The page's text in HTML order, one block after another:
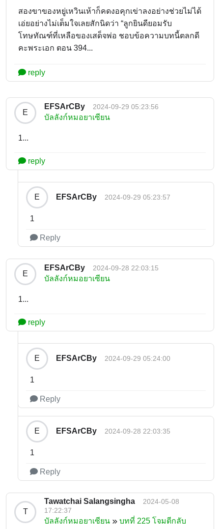
สองขาของหยู่เหวินเห้าก็คดงอคุกเข่าลงอย่างช่วยไม่ได้
เอ่ยอย่างไม่เต็มใจเลยสักนิดว่า “ลูกยินดียอมรับ
โทษทัณฑ์ที่เหลือของเสด็จพ่อ ชอบข้อความบทนี้ตลกดี
คะพระเอก ตอน 394...
reply
E
EFSArCBy 2024-09-29 05:23:56
บัลลังก์หมอยาเซียน
1...
reply
E EFSArCBy 2024-09-29 05:23:57
1
Reply
E
EFSArCBy 2024-09-28 22:03:15
บัลลังก์หมอยาเซียน
1...
reply
E EFSArCBy 2024-09-29 05:24:00
1
Reply
E EFSArCBy 2024-09-28 22:03:35
1
Reply
T
Tawatchai Salangsingha
2024-05-08
17:22:37
บัลลังก์หมอยาเซียน บทที่ 225 โจมตีกลับ